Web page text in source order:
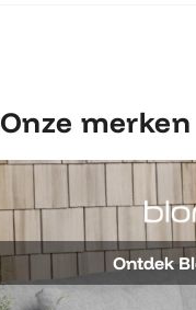
Onze merken
Ontdek